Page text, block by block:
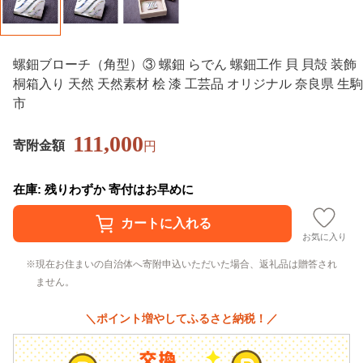
螺鈿ブローチ（角型）③ 螺鈿 らでん 螺鈿工作 貝 貝殻 装飾
桐箱入り 天然 天然素材 桧 漆 工芸品 オリジナル 奈良県 生駒
市
寄附金額 111,000円
在庫: 残りわずか 寄付はお早めに
お気に入り
現在お住まいの自治体へ寄附申込いただいた場合、返礼品は贈答され
ません。
＼ポイント増やしてふるさと納税！／